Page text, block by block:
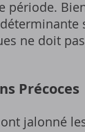
période.
ne doit
Précoces
jalonné